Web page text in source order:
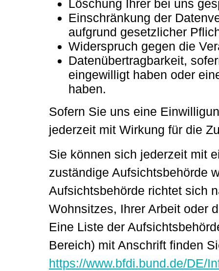
Löschung Ihrer bei uns
Einschränkung der
aufgrund gesetzlicher
Widerspruch gegen die
Datenübertragbarkeit,
eingewilligt haben oder
haben.
Sofern Sie uns eine
jederzeit mit Wirkung für die
Sie können sich jederzeit mit
zuständige Aufsichtsbehörde
Aufsichtsbehörde richtet sich
Wohnsitzes, Ihrer Arbeit oder
Eine Liste der
Bereich) mit Anschrift finden
https://www.bfdi.bund.de/DE/